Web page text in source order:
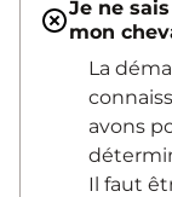
Je ne
mon
La
avons
Il faut